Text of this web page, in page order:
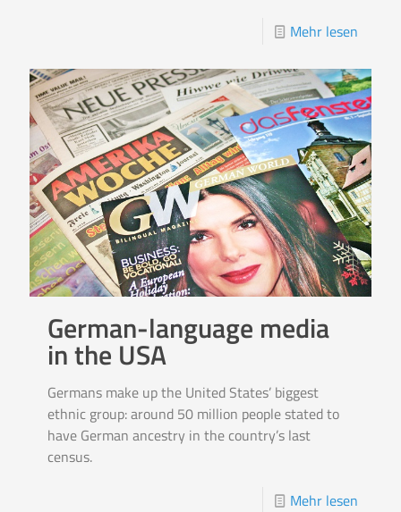
Mehr lesen
German-language media
in the USA
Germans make up the United States’ biggest
ethnic group: around 50 million people stated to
have German ancestry in the country’s last
census.
Mehr lesen